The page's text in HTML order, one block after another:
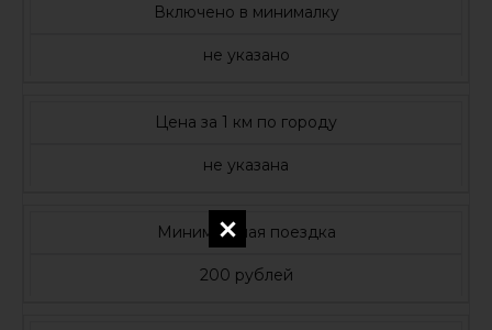
Включено в минималку
не указано
Цена за 1 км по городу
не указана
Минимальная поездка
200 рублей